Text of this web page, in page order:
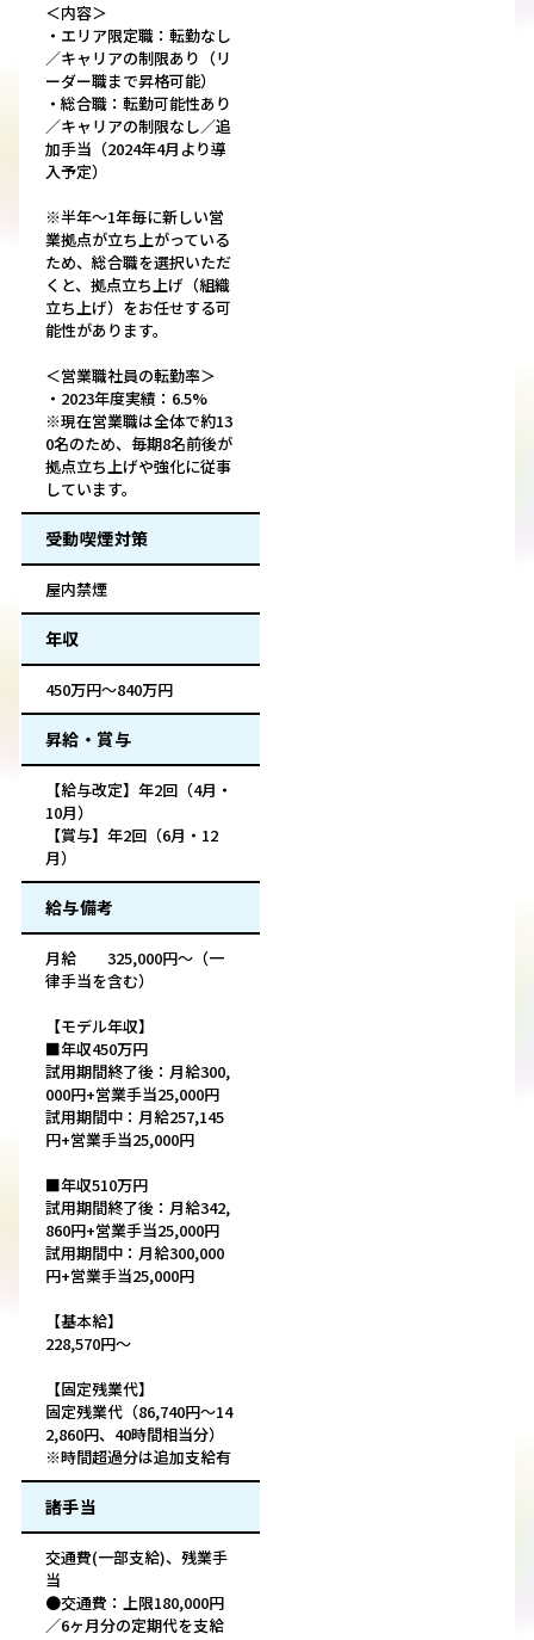
＜内容＞
・エリア限定職：転勤なし
／キャリアの制限あり（リ
ーダー職まで昇格可能）
・総合職：転勤可能性あり
／キャリアの制限なし／追
加手当（2024年4月より導
入予定）
※半年～1年毎に新しい営
業拠点が立ち上がっている
ため、総合職を選択いただ
くと、拠点立ち上げ（組織
立ち上げ）をお任せする可
能性があります。
＜営業職社員の転勤率＞
・2023年度実績：6.5%
※現在営業職は全体で約13
0名のため、毎期8名前後が
拠点立ち上げや強化に従事
しています。
受動喫煙対策
屋内禁煙
年収
450万円～840万円
昇給・賞与
【給与改定】年2回（4月・
10月）
【賞与】年2回（6月・12
月）
給与備考
月給 325,000円～（一
律手当を含む）
【モデル年収】
■年収450万円
試用期間終了後：月給300,
000円+営業手当25,000円
試用期間中：月給257,145
円+営業手当25,000円
■年収510万円
試用期間終了後：月給342,
860円+営業手当25,000円
試用期間中：月給300,000
円+営業手当25,000円
【基本給】
228,570円～
【固定残業代】
固定残業代（86,740円～14
2,860円、40時間相当分）
※時間超過分は追加支給有
諸手当
交通費(一部支給)、残業手
当
●交通費：上限180,000円
／6ヶ月分の定期代を支給